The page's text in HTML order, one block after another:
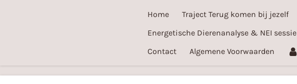
Home Traject Terug komen bij jezelf
Energetische Dierenanalyse & NEI sessie
Contact
Algemene Voorwaarden